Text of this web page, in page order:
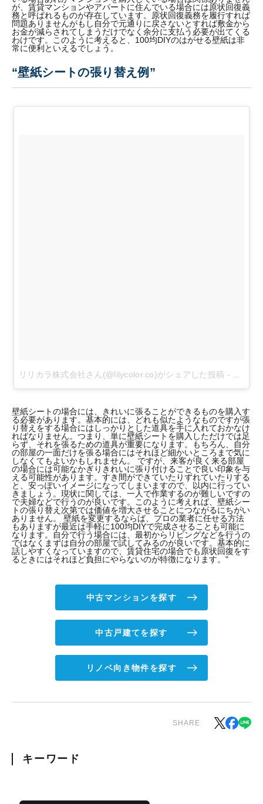
が、賃貸マンションやアパートに住んでいる場合には原状回復義
務と呼ばれるものが存在しています。原状回復義務を履行すれば
問題ありませんがもし自分で元通りに戻さないとすれば敷金から
お金が減らされてしまうだけでなく余分に支払う必要が出てくる
わけです。このように考えると、100均DIYのはがせる壁紙は非
常に便利といえるでしょう。
“壁紙シートの張り替え例”
リリカラ株式会社さん(@lilycolor.co)がシェアした投稿 -
壁紙シートの場合には、きれいに張ることができるものを購入す
る必要があります。基本的には、どれも似たようなものですが張
り替えをする場合にはしっかりとした道具を手に入れておかなけ
ればなりません。つまり、単に壁紙シートを購入しただけでは足
らず、それを張るための道具が重要になります。もちろん、自分
の部屋の一面だけを張る場合にはそれほど細かいところまで気に
しなくてもよいかもしれません。 ですが、来客が良く来る部屋
の場合には可能なかぎりきれいに張り付けることで良い印象を与
える可能性があります。すき間ができていたりずれていたりする
と、安っぽいイメージになってしまいますので、以内に行ってい
きましょう。現状に関しては、一人で作業するのが難しいですの
で夫婦などで行うのが良いです。このように考えれば、壁紙シー
トの張り替え次第では価値を増大させることにつながるにちがい
ありません。 壁紙を変更するならば、プロの業者に任せる方法
もありますが最近は手軽に100均DIYで完成させることも可能に
なります。自分で行う場合には、最初からリビングなどを行うの
ではなくまずは自分の部屋で試してみるのが良いです。基本的に
話しやすくなっていますので、賃貸住宅の場合でも原状回復をす
るときにはそれほど負担にやらないのが特徴になります。"
中古マンションを探す
中古戸建てを探す
リノベ向き物件を探す
SHARE
キーワード